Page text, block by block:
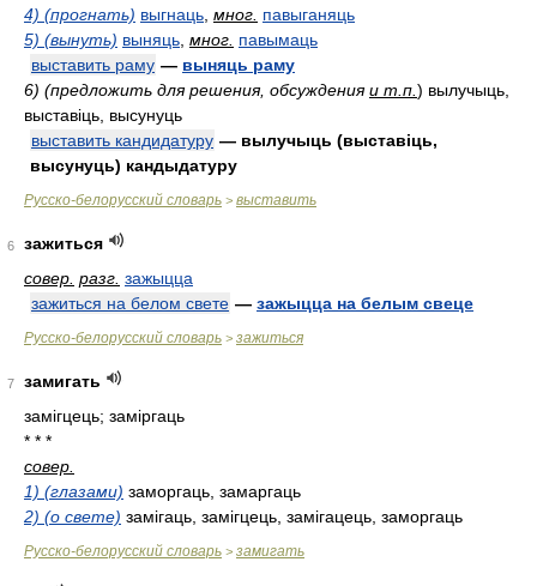
4) (прогнать) выгнаць мног. павыганяць
5) (вынуть) выняць мног. павымаць
выставить раму — выняць раму
6) (предложить для решения, обсужденияи т.п. ) вылучыць,
выставіць, высунуць
выставить кандидатуру — вылучыць (выставіць,
высунуць) кандыдатуру
Русско-белорусский словарь > выставить
6
зажиться
совер. разг. зажыцца
зажиться на белом свете — зажыцца на белым свеце
Русско-белорусский словарь > зажиться
7
замигать
замігцець; заміргаць
* * *
совер.
1) (глазами) заморгаць, замаргаць
2) (о свете) замігаць, замігцець, замігацець, заморгаць
Русско-белорусский словарь > замигать